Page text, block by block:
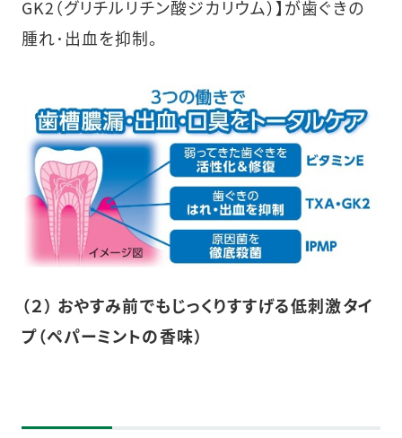
GK2（グリチルリチン酸ジカリウム）】が歯ぐきの
腫れ･出血を抑制。
（２） おやすみ前でもじっくりすすげる低刺激タイ
プ（ペパーミントの香味）